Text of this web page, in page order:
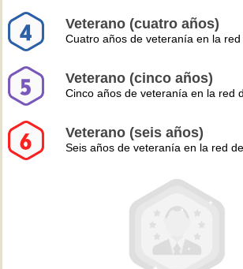
Veterano (cuatro años)
Cuatro años de veteranía en la
Veterano (cinco años)
Cinco años de veteranía en la red
Veterano (seis años)
Seis años de veteranía en la red